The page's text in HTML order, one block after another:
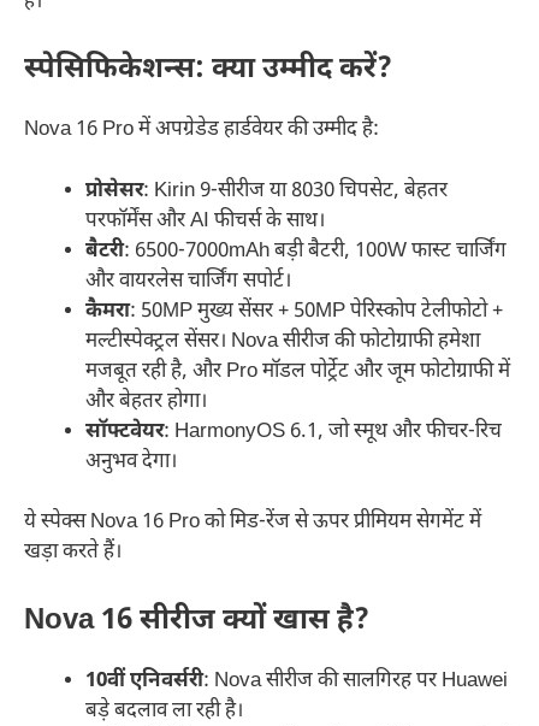
स्पेसिफिकेशन्स: क्या उम्मीद करें?
Nova 16 Pro में अपग्रेडेड हार्डवेयर की उम्मीद है:
प्रोसेसर: Kirin 9-सीरीज या 8030 चिपसेट, बेहतर
परफॉर्मेंस और AI फीचर्स के साथ।
बैटरी: 6500-7000mAh बड़ी बैटरी, 100W फास्ट चार्जिंग
और वायरलेस चार्जिंग सपोर्ट।
कैमरा: 50MP मुख्य सेंसर + 50MP पेरिस्कोप टेलीफोटो +
मल्टीस्पेक्ट्रल सेंसर। Nova सीरीज की फोटोग्राफी हमेशा
मजबूत रही है, और Pro मॉडल पोर्ट्रेट और जूम फोटोग्राफी में
और बेहतर होगा।
सॉफ्टवेयर: HarmonyOS 6.1, जो स्मूथ और फीचर-रिच
अनुभव देगा।
ये स्पेक्स Nova 16 Pro को मिड-रेंज से ऊपर प्रीमियम सेगमेंट में
खड़ा करते हैं।
Nova 16 सीरीज क्यों खास है?
10वीं एनिवर्सरी: Nova सीरीज की सालगिरह पर Huawei
बड़े बदलाव ला रही है।